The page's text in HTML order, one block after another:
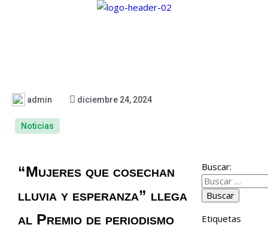
admin diciembre 24, 2024
Noticias
“Mujeres que cosechan
lluvia y esperanza” llega
al Premio de periodismo
Buscar:
Etiquetas